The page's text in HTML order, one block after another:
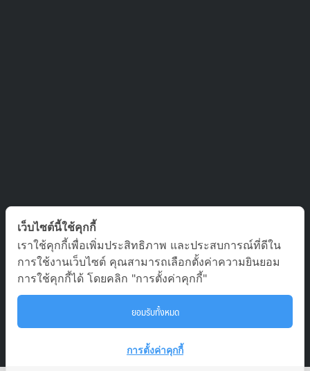
ติดต่อเรา
บริษัท ออล อเบ้าท์ เจอร์นีย์ จำกัด เลขที่ 5/1800 หมู่บ้านประชาชื่น
ซอย สามัคคี 63 ตำบล บางตลาด อำเภอ ปากเกร็ด นนทบุรี 11120
02-980-0203, 081-929-9293
เว็บไซต์นี้ใช้คุกกี้
เราใช้คุกกี้เพื่อเพิ่มประสิทธิภาพ และประสบการณ์ที่ดีใน
การใช้งานเว็บไซต์ คุณสามารถเลือกตั้งค่าความยินยอม
การใช้คุกกี้ได้ โดยคลิก "การตั้งค่าคุกกี้"
ยอมรับทั้งหมด
การตั้งค่าคุกกี้